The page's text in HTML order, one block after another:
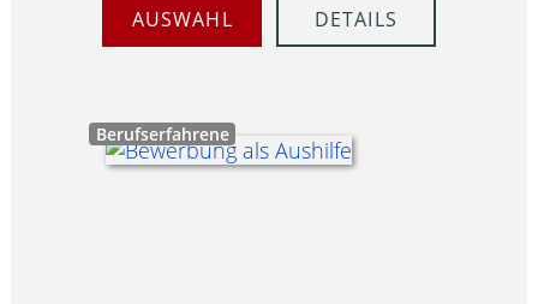
AUSWAHL DETAILS
Berufserfahrene